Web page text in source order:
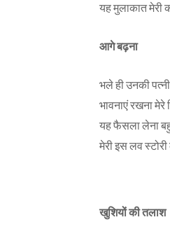
यह मुलाकात मेरी
आगे बढ़ना
भले ही उनकी
भावनाएं रखना मेरे
यह फैसला लेना
मेरी इस लव
खुशियों की तलाश